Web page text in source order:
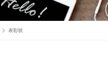
表彰状